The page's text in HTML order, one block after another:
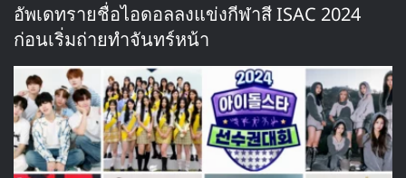
อัพเดทรายชื่อไอดอลลงแข่งกีฬาสี ISAC 2024
ก่อนเริ่มถ่ายทำจันทร์หน้า